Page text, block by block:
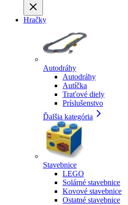
Hračky
Autodráhy
Autodráhy
Autíčka
Traťové diely
Príslušenstvo
Ďalšia kategória
Stavebnice
LEGO
Solárné stavebnice
Kovové stavebnice
Ostatné stavebnice